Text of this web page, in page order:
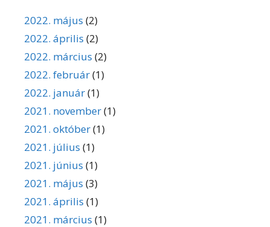
2022. május (2)
2022. április (2)
2022. március (2)
2022. február(1)
2022. január(1)
2021. november(1)
2021. október(1)
2021. július (1)
2021. június (1)
2021. május (3)
2021. április (1)
2021. március (1)